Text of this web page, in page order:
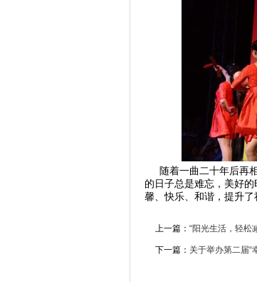
随着一曲二十年后再
的日子总是难忘，美好的
馨、快乐、和谐，提升了
上一篇： “阳光生活，轻松
下一篇： 关于举办第二届